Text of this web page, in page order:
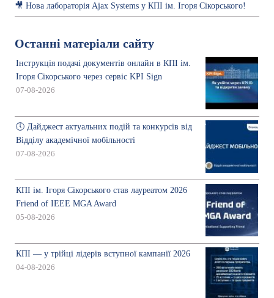
🎥 Нова лабораторія Ajax Systems у КПІ ім. Ігоря Сікорського!
Останні матеріали сайту
Інструкція подачі документів онлайн в КПІ ім.
Ігоря Сікорського через сервіс KPI Sign
07-08-2026
🕔 Дайджест актуальних подій та конкурсів від
Відділу академічної мобільності
07-08-2026
КПІ ім. Ігоря Сікорського став лауреатом 2026
Friend of IEEE MGA Award
05-08-2026
КПІ — у трійці лідерів вступної кампанії 2026
04-08-2026